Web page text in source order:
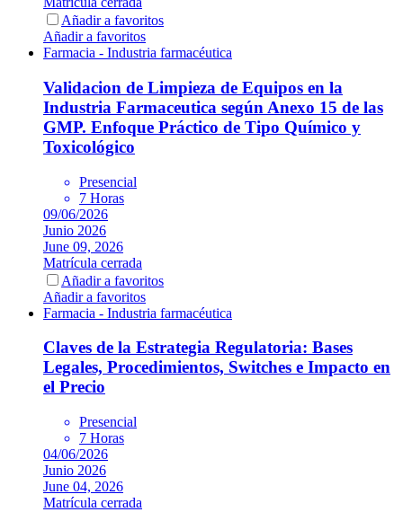
Añadir a favoritos
Añadir a favoritos
Farmacia - Industria farmacéutica
Validacion de Limpieza de Equipos en la
Industria Farmaceutica según Anexo 15 de las
GMP. Enfoque Práctico de Tipo Químico y
Toxicológico
Presencial
7 Horas
09/06/2026
Junio 2026
June 09, 2026
Matrícula cerrada
Añadir a favoritos
Añadir a favoritos
Farmacia - Industria farmacéutica
Claves de la Estrategia Regulatoria: Bases
Legales, Procedimientos, Switches e Impacto en
el Precio
Presencial
7 Horas
04/06/2026
Junio 2026
June 04, 2026
Matrícula cerrada